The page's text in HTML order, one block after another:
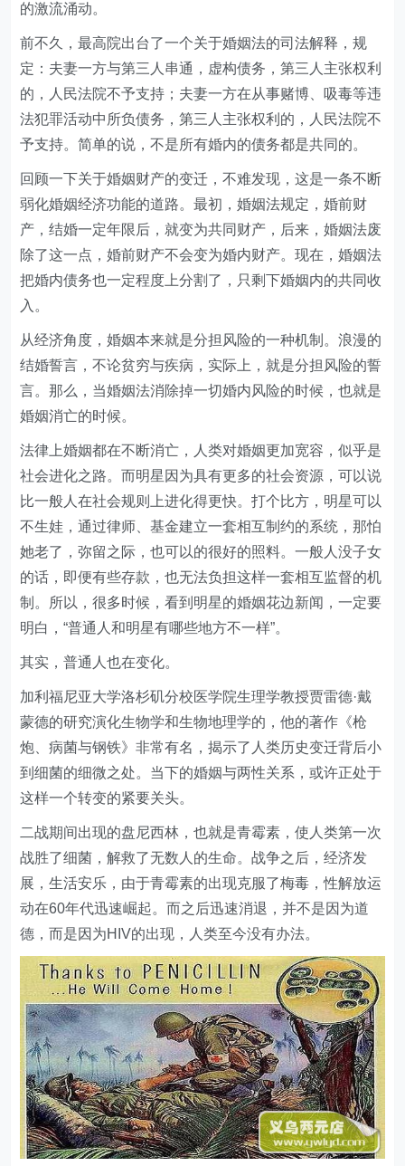
的激流涌动。
前不久，最高院出台了一个关于婚姻法的司法解释，规
定：夫妻一方与第三人串通，虚构债务，第三人主张权利
的，人民法院不予支持；夫妻一方在从事赌博、吸毒等违
法犯罪活动中所负债务，第三人主张权利的，人民法院不
予支持。简单的说，不是所有婚内的债务都是共同的。
回顾一下关于婚姻财产的变迁，不难发现，这是一条不断
弱化婚姻经济功能的道路。最初，婚姻法规定，婚前财
产，结婚一定年限后，就变为共同财产，后来，婚姻法废
除了这一点，婚前财产不会变为婚内财产。现在，婚姻法
把婚内债务也一定程度上分割了，只剩下婚姻内的共同收
入。
从经济角度，婚姻本来就是分担风险的一种机制。浪漫的
结婚誓言，不论贫穷与疾病，实际上，就是分担风险的誓
言。那么，当婚姻法消除掉一切婚内风险的时候，也就是
婚姻消亡的时候。
法律上婚姻都在不断消亡，人类对婚姻更加宽容，似乎是
社会进化之路。而明星因为具有更多的社会资源，可以说
比一般人在社会规则上进化得更快。打个比方，明星可以
不生娃，通过律师、基金建立一套相互制约的系统，那怕
她老了，弥留之际，也可以的很好的照料。一般人没子女
的话，即便有些存款，也无法负担这样一套相互监督的机
制。所以，很多时候，看到明星的婚姻花边新闻，一定要
明白，“普通人和明星有哪些地方不一样”。
其实，普通人也在变化。
加利福尼亚大学洛杉矶分校医学院生理学教授贾雷德·戴
蒙德的研究演化生物学和生物地理学的，他的著作《枪
炮、病菌与钢铁》非常有名，揭示了人类历史变迁背后小
到细菌的细微之处。当下的婚姻与两性关系，或许正处于
这样一个转变的紧要关头。
二战期间出现的盘尼西林，也就是青霉素，使人类第一次
战胜了细菌，解救了无数人的生命。战争之后，经济发
展，生活安乐，由于青霉素的出现克服了梅毒，性解放运
动在60年代迅速崛起。而之后迅速消退，并不是因为道
德，而是因为HIV的出现，人类至今没有办法。